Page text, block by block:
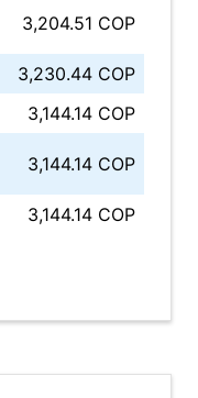
3,204.51 COP
3,230.44 COP
3,144.14 COP
3,144.14 COP
3,144.14 COP